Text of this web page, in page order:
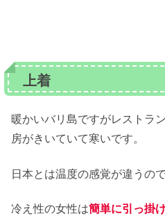
上着
暖かいバリ島ですがレストラ
房がきいていて寒いです。
日本とは温度の感覚が違うの
冷え性の女性は簡単に引っ掛